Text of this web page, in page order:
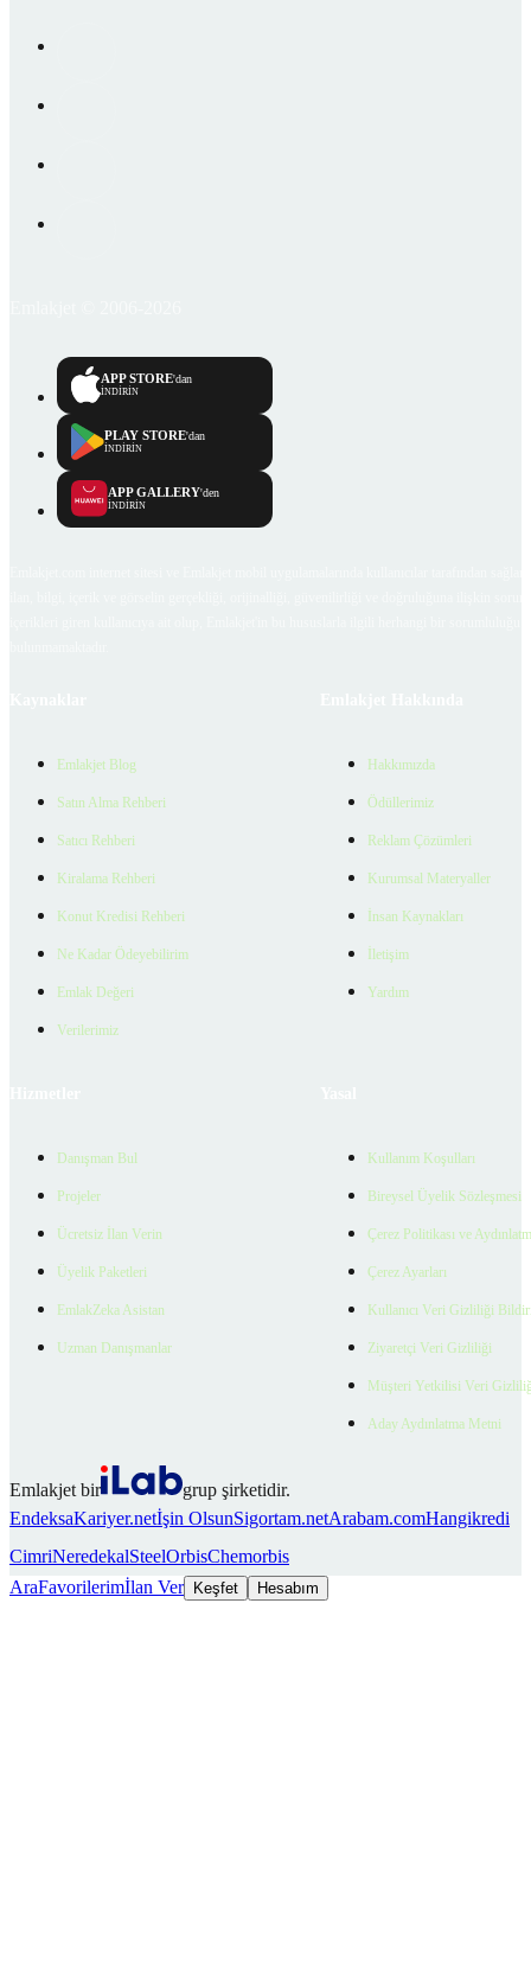
APP STORE'dan
İNDİRİN
PLAY STORE'dan
İNDİRİN
APP GALLERY'den
İNDİRİN
Emlakjet Blog
Satın Alma Rehberi
Satıcı Rehberi
Kiralama Rehberi
Konut Kredisi Rehberi
Ne Kadar Ödeyebilirim
Emlak Değeri
Verilerimiz
Hakkımızda
Ödüllerimiz
Reklam Çözümleri
Kurumsal Materyaller
İnsan Kaynakları
İletişim
Yardım
Danışman Bul
Projeler
Ücretsiz İlan Verin
Üyelik Paketleri
EmlakZeka Asistan
Uzman Danışmanlar
Kullanım Koşulları
Bireysel Üyelik Sözleşmesi
Çerez Politikası ve
Çerez Ayarları
Kullanıcı Veri Gizliliği
Ziyaretçi Veri Gizliliği
Müşteri Yetkilisi Veri
Aday Aydınlatma Metni
Emlakjet bir
grup şirketidir.
EndeksaKariyer.netİşin OlsunSigortam.netArabam.comHangikredi
CimriNeredekalSteelOrbisChemorbis
AraFavorilerimİlan Ver Keşfet Hesabım